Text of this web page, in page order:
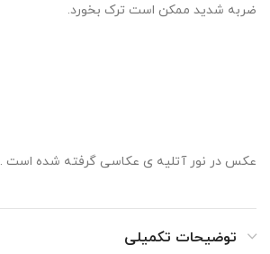
ضربه شدید ممکن است ترک بخورد.
عکس در نور آتلیه ی عکاسی گرفته شده است .
توضیحات تکمیلی